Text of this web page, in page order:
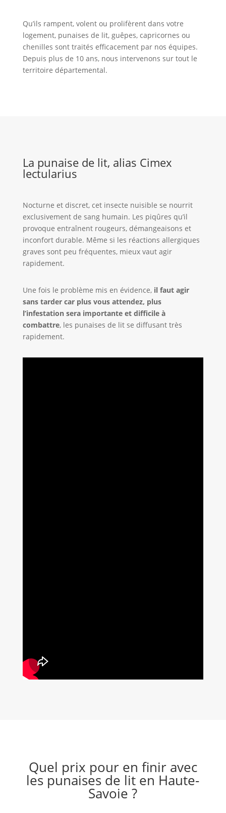
Qu’ils rampent, volent ou prolifèrent dans votre
logement, punaises de lit, guêpes, capricornes ou
chenilles sont traités efficacement par nos équipes.
Depuis plus de 10 ans, nous intervenons sur tout le
territoire départemental.
La punaise de lit, alias Cimex
lectularius
Nocturne et discret, cet insecte nuisible se nourrit
exclusivement de sang humain. Les piqûres qu’il
provoque entraînent rougeurs, démangeaisons et
inconfort durable. Même si les réactions allergiques
graves sont peu fréquentes, mieux vaut agir
rapidement.
Une fois le problème mis en évidence, il faut agir
sans tarder car plus vous attendez, plus
l’infestation sera importante et difficile à
combattre, les punaises de lit se diffusant très
rapidement.
Quel prix pour en finir avec
les punaises de lit en Haute-
Savoie ?